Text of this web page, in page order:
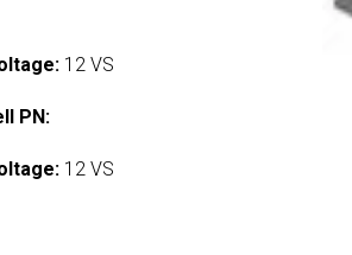
12 VS
PN:
12 VS